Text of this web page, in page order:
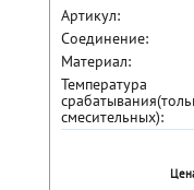
Артикул:
Соединение:
Материал:
Температура
смесительных):